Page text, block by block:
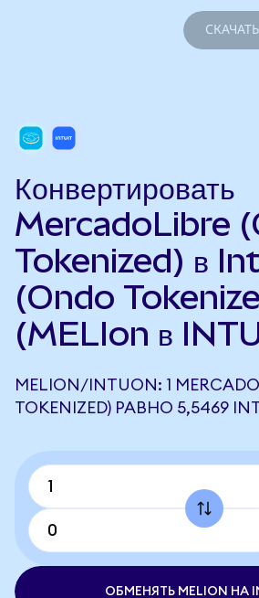
Конвертировать
MercadoLibre
Tokenized) в
(Ondo
(MELIon в
MELION/INTUON: 1
TOKENIZED) РАВНО 5,5469
ОБМЕНЯТЬ MELION НА